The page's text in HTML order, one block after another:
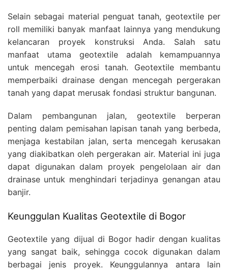
Selain sebagai material penguat tanah, geotextile per
roll memiliki banyak manfaat lainnya yang mendukung
kelancaran proyek konstruksi Anda. Salah satu
manfaat utama geotextile adalah kemampuannya
untuk mencegah erosi tanah. Geotextile membantu
memperbaiki drainase dengan mencegah pergerakan
tanah yang dapat merusak fondasi struktur bangunan.
Dalam pembangunan jalan, geotextile berperan
penting dalam pemisahan lapisan tanah yang berbeda,
menjaga kestabilan jalan, serta mencegah kerusakan
yang diakibatkan oleh pergerakan air. Material ini juga
dapat digunakan dalam proyek pengelolaan air dan
drainase untuk menghindari terjadinya genangan atau
banjir.
Keunggulan Kualitas Geotextile di Bogor
Geotextile yang dijual di Bogor hadir dengan kualitas
yang sangat baik, sehingga cocok digunakan dalam
berbagai jenis proyek. Keunggulannya antara lain